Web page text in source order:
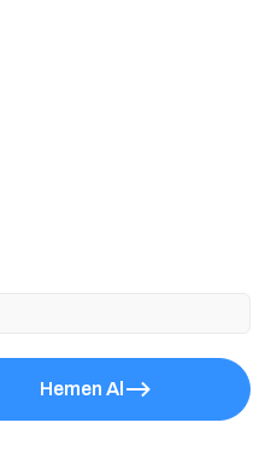
Hemen Al